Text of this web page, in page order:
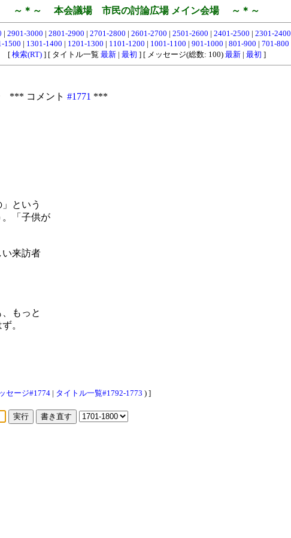
～＊～ 本会議場 市民の討論広場 メイン会場 ～＊～
| 2901-3000 | 2801-2900 | 2701-2800 | 2601-2700 | 2501-2600 | 2401-2500 | 2301-2400
1500 | 1301-1400 | 1201-1300 | 1101-1200 | 1001-1100 | 901-1000 | 801-900 | 701-800
[ 検索(RT)] [ タイトル一覧 最新| 最初 ] [ メッセージ(総数: 100) 最新| 最初 ]
*** コメント #1771 ***
という
。「子供が
い来訪者
もっと
。
セージ#1774 | タイトル一覧#1792-1773 ) ]